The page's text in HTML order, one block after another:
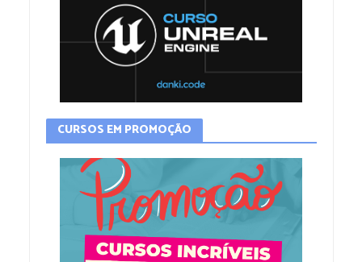
CURSOS EM PROMOÇÃO